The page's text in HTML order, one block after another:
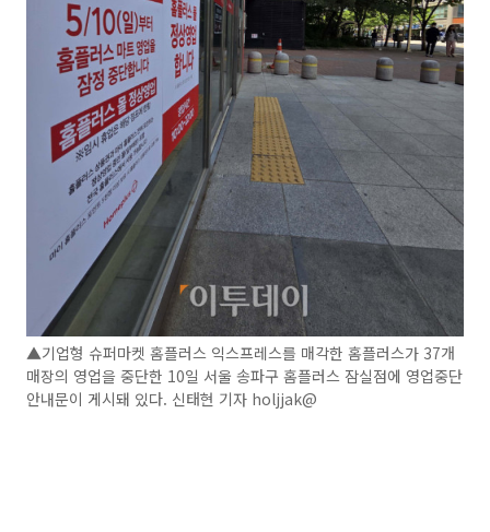
▲기업형 슈퍼마켓 홈플러스 익스프레스를 매각한 홈플러스가 37개
매장의 영업을 중단한 10일 서울 송파구 홈플러스 잠실점에 영업중단
안내문이 게시돼 있다. 신태현 기자 holjjak@